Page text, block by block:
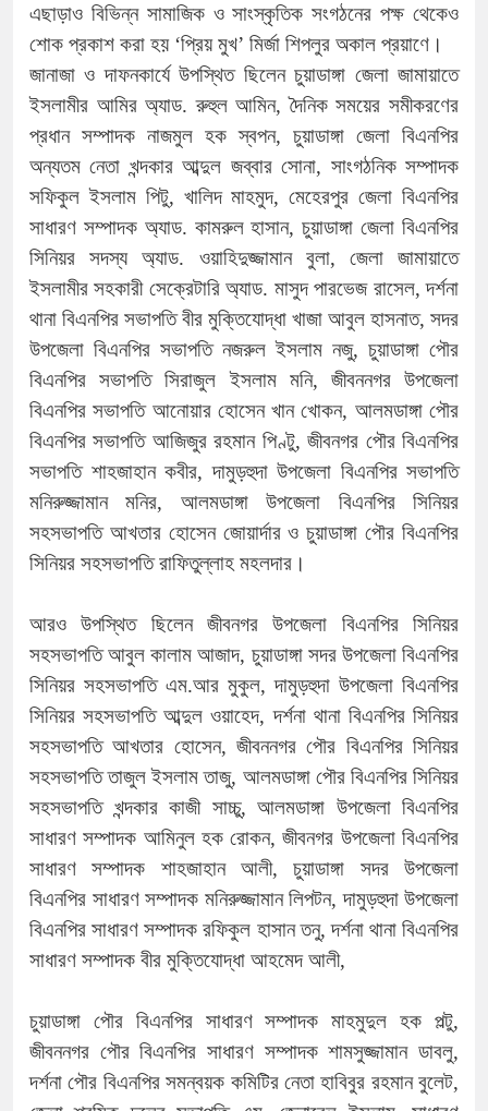
এছাড়াও বিভিন্ন সামাজিক ও সাংস্কৃতিক সংগঠনের পক্ষ থেকেও
শোক প্রকাশ করা হয় ‘প্রিয় মুখ’ মির্জা শিপলুর অকাল প্রয়াণে।
জানাজা ও দাফনকার্যে উপস্থিত ছিলেন চুয়াডাঙ্গা জেলা জামায়াতে
ইসলামীর আমির অ্যাড. রুহুল আমিন, দৈনিক সময়ের সমীকরণের
প্রধান সম্পাদক নাজমুল হক স্বপন, চুয়াডাঙ্গা জেলা বিএনপির
অন্যতম নেতা খন্দকার আব্দুল জব্বার সোনা, সাংগঠনিক সম্পাদক
সফিকুল ইসলাম পিটু, খালিদ মাহমুদ, মেহেরপুর জেলা বিএনপির
সাধারণ সম্পাদক অ্যাড. কামরুল হাসান, চুয়াডাঙ্গা জেলা বিএনপির
সিনিয়র সদস্য অ্যাড. ওয়াহিদুজ্জামান বুলা, জেলা জামায়াতে
ইসলামীর সহকারী সেক্রেটারি অ্যাড. মাসুদ পারভেজ রাসেল, দর্শনা
থানা বিএনপির সভাপতি বীর মুক্তিযোদ্ধা খাজা আবুল হাসনাত, সদর
উপজেলা বিএনপির সভাপতি নজরুল ইসলাম নজু, চুয়াডাঙ্গা পৌর
বিএনপির সভাপতি সিরাজুল ইসলাম মনি, জীবননগর উপজেলা
বিএনপির সভাপতি আনোয়ার হোসেন খান খোকন, আলমডাঙ্গা পৌর
বিএনপির সভাপতি আজিজুর রহমান পিণ্টু, জীবনগর পৌর বিএনপির
সভাপতি শাহজাহান কবীর, দামুড়হুদা উপজেলা বিএনপির সভাপতি
মনিরুজ্জামান মনির, আলমডাঙ্গা উপজেলা বিএনপির সিনিয়র
সহসভাপতি আখতার হোসেন জোয়ার্দার ও চুয়াডাঙ্গা পৌর বিএনপির
সিনিয়র সহসভাপতি রাফিতুল্লাহ মহলদার।
আরও উপস্থিত ছিলেন জীবনগর উপজেলা বিএনপির সিনিয়র
সহসভাপতি আবুল কালাম আজাদ, চুয়াডাঙ্গা সদর উপজেলা বিএনপির
সিনিয়র সহসভাপতি এম.আর মুকুল, দামুড়হুদা উপজেলা বিএনপির
সিনিয়র সহসভাপতি আব্দুল ওয়াহেদ, দর্শনা থানা বিএনপির সিনিয়র
সহসভাপতি আখতার হোসেন, জীবননগর পৌর বিএনপির সিনিয়র
সহসভাপতি তাজুল ইসলাম তাজু, আলমডাঙ্গা পৌর বিএনপির সিনিয়র
সহসভাপতি খন্দকার কাজী সাচ্চু, আলমডাঙ্গা উপজেলা বিএনপির
সাধারণ সম্পাদক আমিনুল হক রোকন, জীবনগর উপজেলা বিএনপির
সাধারণ সম্পাদক শাহজাহান আলী, চুয়াডাঙ্গা সদর উপজেলা
বিএনপির সাধারণ সম্পাদক মনিরুজ্জামান লিপটন, দামুড়হুদা উপজেলা
বিএনপির সাধারণ সম্পাদক রফিকুল হাসান তনু, দর্শনা থানা বিএনপির
সাধারণ সম্পাদক বীর মুক্তিযোদ্ধা আহমেদ আলী,
চুয়াডাঙ্গা পৌর বিএনপির সাধারণ সম্পাদক মাহমুদুল হক পল্টু,
জীবননগর পৌর বিএনপির সাধারণ সম্পাদক শামসুজ্জামান ডাবলু,
দর্শনা পৌর বিএনপির সমন্বয়ক কমিটির নেতা হাবিবুর রহমান বুলেট,